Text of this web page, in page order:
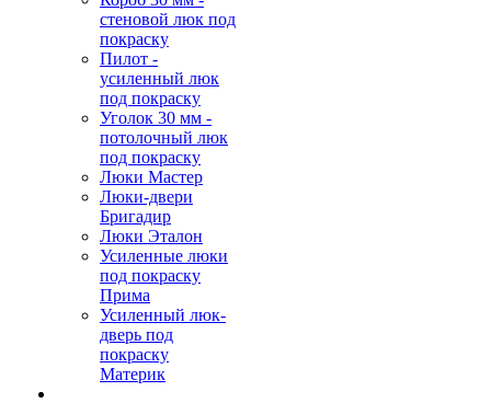
стеновой люк под
покраску
Пилот -
усиленный люк
под покраску
Уголок 30 мм -
потолочный люк
под покраску
Люки Мастер
Люки-двери
Бригадир
Люки Эталон
Усиленные люки
под покраску
Прима
Усиленный люк-
дверь под
покраску
Материк